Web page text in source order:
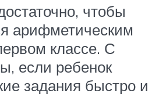
чтобы
арифметическим
классе. С
если ребенок
задания быстро и